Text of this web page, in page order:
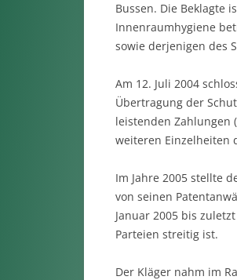
Bussen. Die Beklagte
Innenraumhygiene
sowie derjenigen des
Am 12. Juli 2004
Übertragung der
leistenden Zahlungen
weiteren Einzelheiten
Im Jahre 2005 stellte
von seinen
Januar 2005 bis
Parteien streitig ist.
Der Kläger nahm im